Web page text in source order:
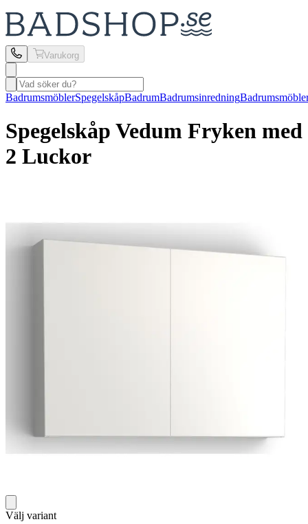
Varukorg
BadrumsmöblerSpegelskåpBadrumBadrumsinredning
Spegelskåp Vedum Fryken med
2 Luckor
Välj variant